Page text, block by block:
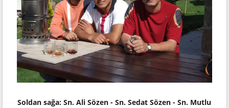
Soldan sağa: Sn. Ali Sözen - Sn. Sedat Sözen - Sn. Mutlu